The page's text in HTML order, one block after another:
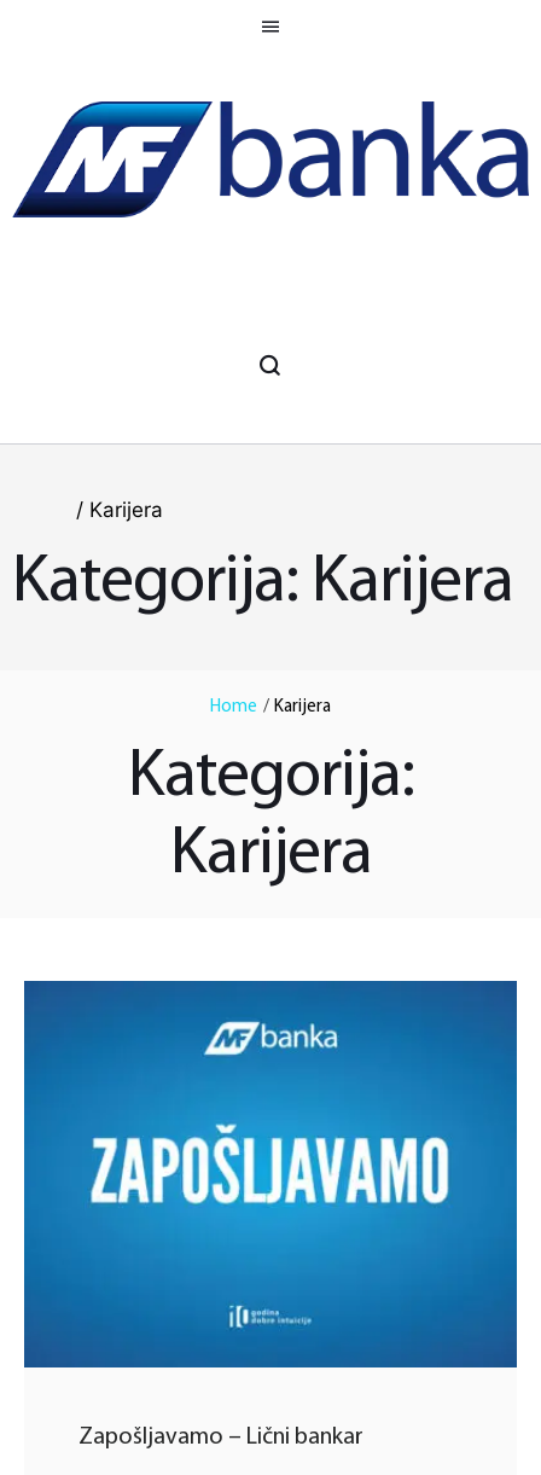
/ Karijera
Kategorija: Karijera
Home / Karijera
Kategorija:
Karijera
Zapošljavamo – Lični bankar